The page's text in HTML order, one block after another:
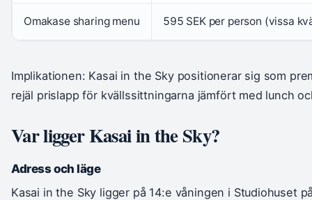
Omakase sharing menu 595 SEK per person (vissa
Implikationen: Kasai in the Sky positionerar sig som
rejäl prislapp för kvällssittningarna jämfört med lunch
Var ligger Kasai in the Sky?
Adress och läge
Kasai in the Sky ligger på 14:e våningen i Studiohuset